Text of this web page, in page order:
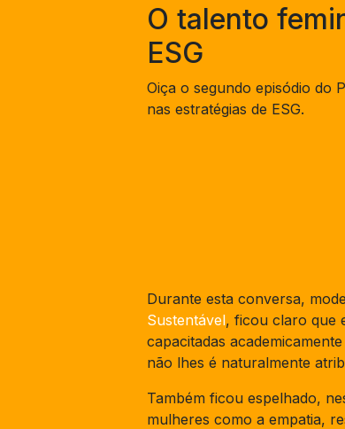
O talento
ESG
Oiça o segundo episódio do
nas estratégias de ESG.
Durante esta conversa,
Sustentável, ficou claro que
capacitadas
não lhes é naturalmente
Também ficou espelhado,
mulheres como a empatia,